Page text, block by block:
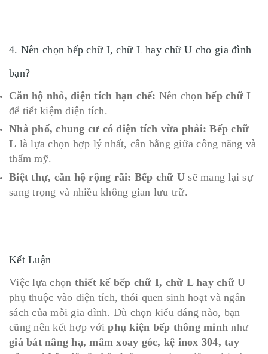
4. Nên chọn bếp chữ I, chữ L hay chữ U cho gia đình
bạn?
Căn hộ nhỏ, diện tích hạn chế: Nên chọn bếp chữ I
để tiết kiệm diện tích.
Nhà phố, chung cư có diện tích vừa phải: Bếp chữ
L là lựa chọn hợp lý nhất, cân bằng giữa công năng và
thẩm mỹ.
Biệt thự, căn hộ rộng rãi: Bếp chữ U sẽ mang lại sự
sang trọng và nhiều không gian lưu trữ.
Kết Luận
Việc lựa chọn thiết kế bếp chữ I, chữ L hay chữ U
phụ thuộc vào diện tích, thói quen sinh hoạt và ngân
sách của mỗi gia đình. Dù chọn kiểu dáng nào, bạn
cũng nên kết hợp vớiphụ kiện bếp thông minh như
giá bát nâng hạ, mâm xoay góc, kệ inox 304, tay